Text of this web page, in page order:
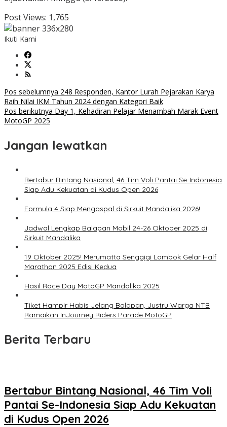
Post Views: 1,765
Ikuti Kami
Navigasi
pos
Pos sebelumnya 248 Responden, Kantor Lurah Pejarakan Karya
Raih Nilai IKM Tahun 2024 dengan Kategori Baik
Pos berikutnya Day 1, Kehadiran Pelajar Menambah Marak Event
MotoGP 2025
Jangan lewatkan
Bertabur Bintang Nasional, 46 Tim Voli Pantai Se-Indonesia
Siap Adu Kekuatan di Kudus Open 2026
Formula 4 Siap Mengaspal di Sirkuit Mandalika 2026!
Jadwal Lengkap Balapan Mobil 24-26 Oktober 2025 di
Sirkuit Mandalika
19 Oktober 2025! Merumatta Senggigi Lombok Gelar Half
Marathon 2025 Edisi Kedua
Hasil Race Day MotoGP Mandalika 2025
Tiket Hampir Habis Jelang Balapan, Justru Warga NTB
Ramaikan InJourney Riders Parade MotoGP
Berita Terbaru
Bertabur Bintang Nasional, 46 Tim Voli
Pantai Se-Indonesia Siap Adu Kekuatan
di Kudus Open 2026